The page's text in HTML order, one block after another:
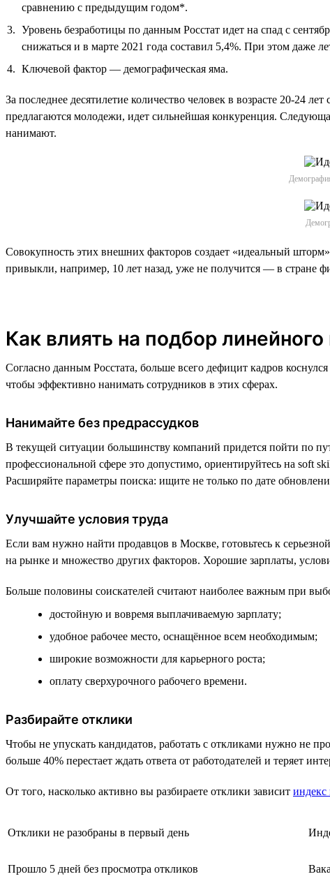
сравнению с предыдущим годом*.
Уровень безработицы по данным Росстат идет на спад с
снижаться и в марте 2021 года составил 5,4%. При этом
Ключевой фактор — демографическая яма.
За последнее десятилетие количество человек в возрасте 20-24
предлагаются молодежи, идет сильнейшая конкуренция.
нанимают.
Совокупность этих внешних факторов создает «идеальный
привыкли, например, 10 лет назад, уже не получится — в стране
Как влиять на подбор
Согласно данным Росстата, больше всего дефицит кадров
чтобы эффективно нанимать сотрудников в этих сферах.
Нанимайте без предрассудков
В текущей ситуации большинству компаний придется пойти по
профессиональной сфере это допустимо, ориентируйтесь на soft
Расширяйте параметры поиска: ищите не только по дате
Улучшайте условия труда
Если вам нужно найти продавцов в Москве, готовьтесь к
на рынке и множество других факторов. Хорошие зарплаты,
Больше половины соискателей считают наиболее важным при
достойную и вовремя выплачиваемую зарплату;
удобное рабочее место, оснащённое всем необходимым;
широкие возможности для карьерного роста;
оплату сверхурочного рабочего времени.
Разбирайте отклики
Чтобы не упускать кандидатов, работать с откликами нужно не
больше 40% перестает ждать ответа от работодателей и теряет
От того, насколько активно вы разбираете отклики зависит индекс
Отклики не разобраны в первый день
Прошло 5 дней без просмотра откликов